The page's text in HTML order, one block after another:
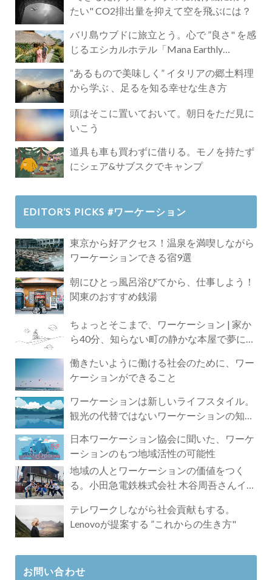
たい" CO2排出量を抑えて空を飛ぶには？
バリ島ウブドに旅立とう。心で ”良さ" を感
じるエシカルホテル「Mana Earthly
“あるもので美味しく” イタリアの郷土料理
から学ぶ 、足るを知る幸せな生き方
頭はそこに置いておいて。朝日をただ見に
いこう
道具も車も買わずに借りる。モノを持たず
にシェア&サブスクでキャンプ
EDITOR’S PICKS #ワーケーション
東京から好アクセス！温泉を満喫しながら
ワーケーションできる宿9選
朝にひとっ風呂浴びてから、仕事しよう！
関東のおすすめ銭湯
ちょっとそこまで、ワーケーション | 家か
ら40分、知らない町の静かな本屋で夢に近
働きたいように働ける社会のために、ワー
ケーションができること
ワーケーションは新しいライフスタイル。
観光の代替ではないワーケーションの知ら
日本ワーケーション協会に聞いた、ワーケ
ーションのもつ地域活性の可能性
地域の人とワーケーションの価値をつく
る。小田急電鉄株式会社 木谷周吾さんイン
テレワークしながら社会貢献もする。
Lenovoが提案する ”これからの生き方"
お問い合わせ